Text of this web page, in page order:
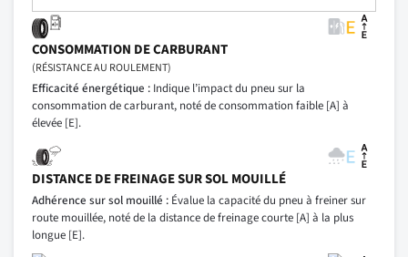
CONSOMMATION DE CARBURANT
(RÉSISTANCE AU ROULEMENT)
Efficacité énergétique : Indique l’impact du pneu sur la
consommation de carburant, noté de consommation faible [A] à
élevée [E].
DISTANCE DE FREINAGE SUR SOL MOUILLÉ
Adhérence sur sol mouillé : Évalue la capacité du pneu à freiner sur
route mouillée, noté de la distance de freinage courte [A] à la plus
longue [E].